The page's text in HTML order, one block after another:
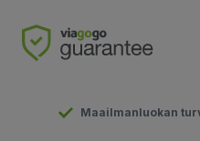
Maailmanluokan